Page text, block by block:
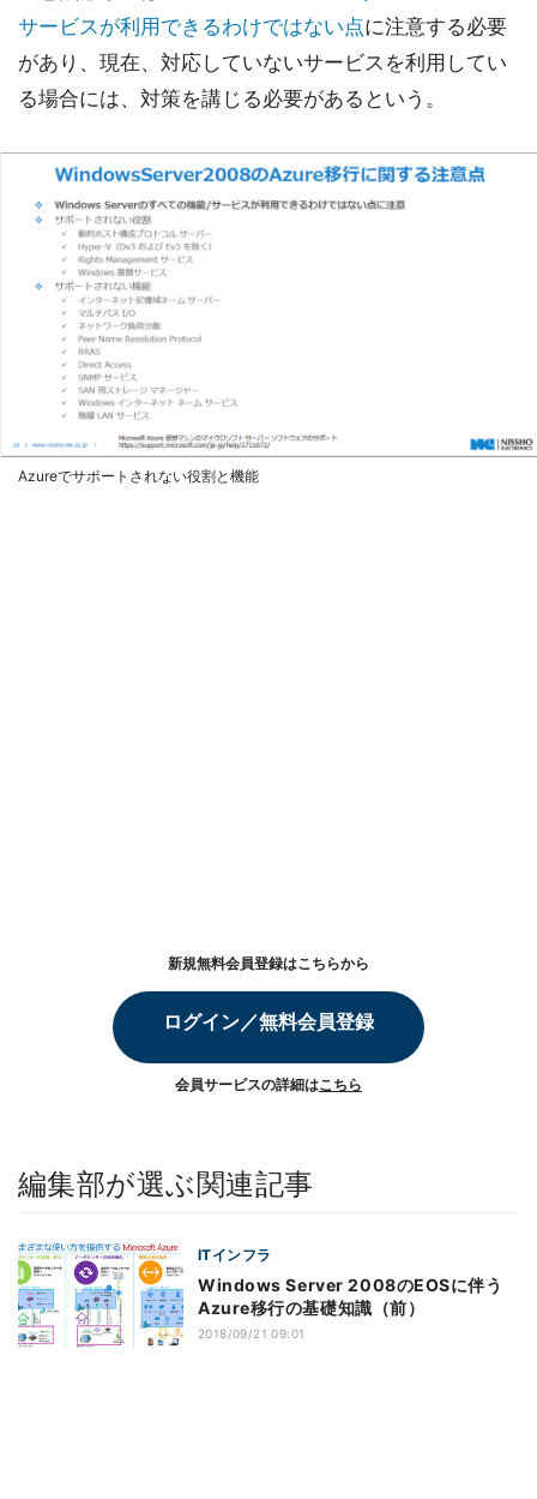
サービスが利用できるわけではない点に注意する必要
があり、現在、対応していないサービスを利用してい
る場合には、対策を講じる必要があるという。
Azureでサポートされない役割と機能
新規無料会員登録はこちらから
ログイン／無料会員登録
会員サービスの詳細はこちら
編集部が選ぶ関連記事
ITインフラ
Windows Server 2008のEOSに伴う
Azure移行の基礎知識（前）
2018/09/21 09:01